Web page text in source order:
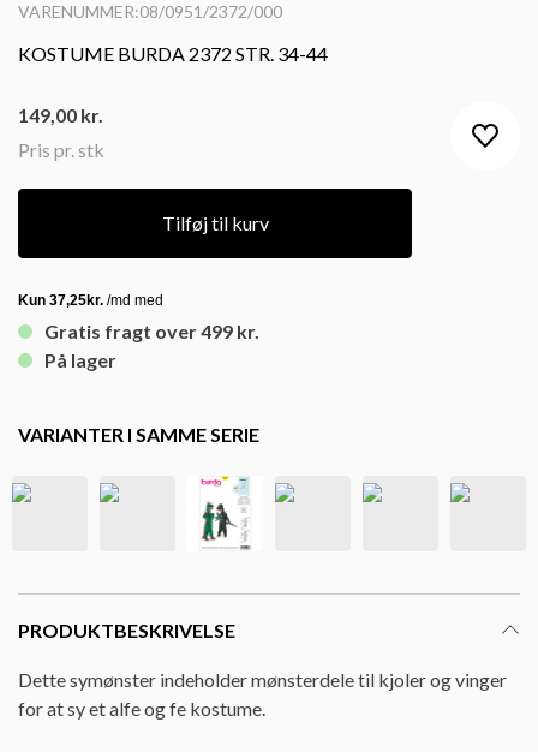
VARENUMMER:08/0951/2372/000
KOSTUME BURDA 2372 STR. 34-44
Pris pr. stk
149,00 kr.
Tilføj til kurv
Gratis fragt over 499 kr.
På lager
VARIANTER I SAMME SERIE
PRODUKTBESKRIVELSE
Dette symønster indeholder mønsterdele til kjoler og vinger
for at sy et alfe og fe kostume.